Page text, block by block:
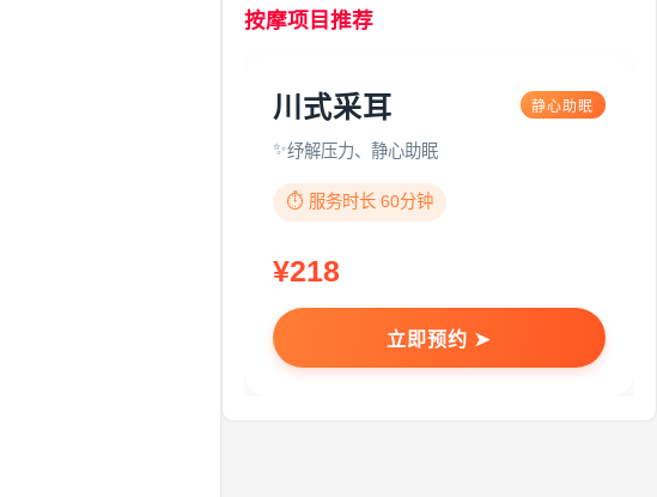
按摩项目推荐
川式采耳 静心助眠
纾解压力、静心助眠
⏱️ 服务时长 60分钟
¥218
立即预约 ➤